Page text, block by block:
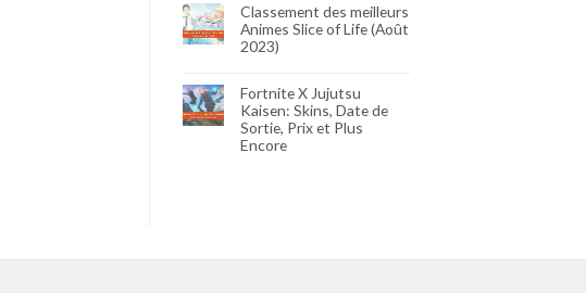
Classement des meilleurs
Animes Slice of Life (Août
2023)
Fortnite X Jujutsu
Kaisen: Skins, Date de
Sortie, Prix et Plus
Encore